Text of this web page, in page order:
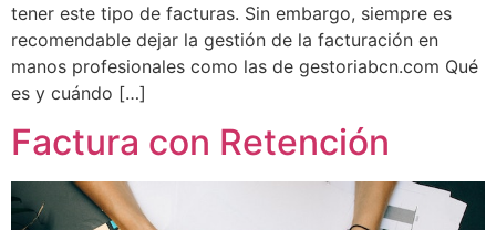
tener este tipo de facturas. Sin embargo, siempre es
recomendable dejar la gestión de la facturación en
manos profesionales como las de gestoriabcn.com Qué
es y cuándo […]
Factura con Retención